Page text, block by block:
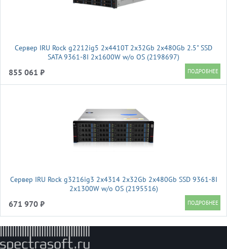
Сервер IRU Rock g2212ig5 2x4410T 2x32Gb 2x480Gb 2.5" SSD
SATA 9361-8I 2x1600W w/o OS (2198697)
855 061 ₽
Сервер IRU Rock g3216ig3 2x4314 2x32Gb 2x480Gb SSD 9361-8I
2x1300W w/o OS (2195516)
671 970 ₽